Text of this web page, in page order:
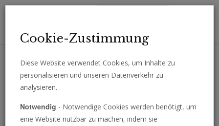
Erhalten Sie wichtige Analysen, Kommentare und Nachrichten
Cookie-Zustimmung
Diese Website verwendet Cookies, um Inhalte zu
personalisieren und unseren Datenverkehr zu
analysieren.
Notwendig - Notwendige Cookies werden benötigt, um
eine Website nutzbar zu machen, indem sie